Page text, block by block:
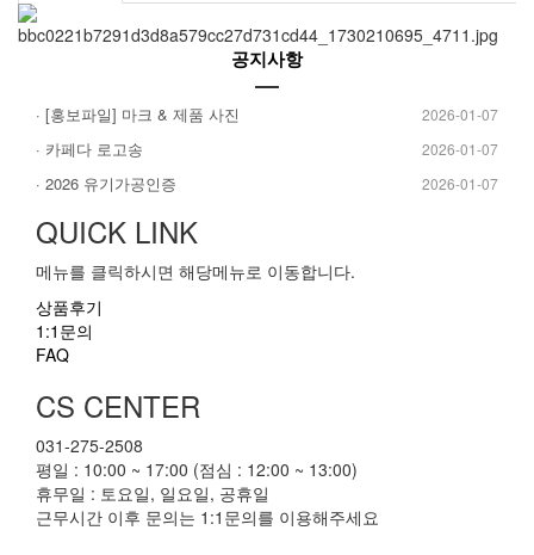
공지사항
· [홍보파일] 마크 & 제품 사진 2026-01-07
· 카페다 로고송 2026-01-07
· 2026 유기가공인증 2026-01-07
QUICK LINK
메뉴를 클릭하시면 해당메뉴로 이동합니다.
상품후기
1:1문의
FAQ
CS CENTER
031-275-2508
평일 : 10:00 ~ 17:00 (점심 : 12:00 ~ 13:00)
휴무일 : 토요일, 일요일, 공휴일
근무시간 이후 문의는 1:1문의를 이용해주세요